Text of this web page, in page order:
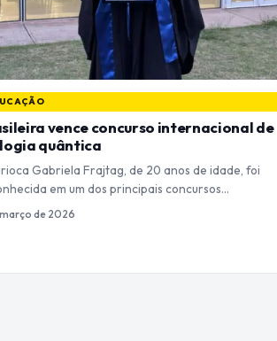
vence concurso internacional de
quântica
Gabriela Frajtag, de 20 anos de idade, foi
em um dos principais concursos…
de 2026